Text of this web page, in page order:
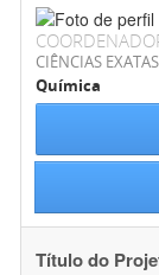
CIÊNCIAS
Química
Título do